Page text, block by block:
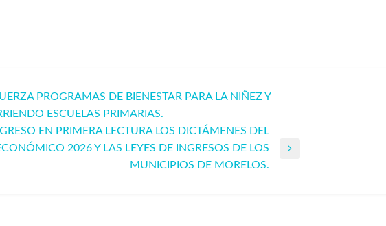
PROGRAMAS DE BIENESTAR PARA LA NIÑEZ Y
ESCUELAS PRIMARIAS.
EN PRIMERA LECTURA LOS DICTÁMENES DEL
2026 Y LAS LEYES DE INGRESOS DE LOS
MUNICIPIOS DE MORELOS.